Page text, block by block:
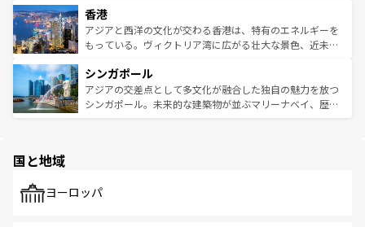
とつ。フォーやバインミー、ベトナムコーヒーなどは、ぜ
ひ現地で味わいたい。どの地域を訪れてもあたたかい人々
が旅行者を迎えてくれるので、きっと忘れられない旅にな
参照してほしい。
の活気が交差している。北部ではチェンマイなどの山岳地
帯で自然と触れ合い、南部ではプーケットやクラビの美し
いビーチでリゾート気分を楽しむことができる。タイ料理
激する。気候は一年中温暖で、どの季節にも異なる楽しみ
が待っている。親しみやすいタイの人々、仏教を中心とし
た文化、そして多様な観光資源が、訪れる旅人を魅了し続
香港
アジアと西洋の文化が交わる香港は、特有のエネルギーを
もっている。ヴィクトリア湾に広がる壮大な景色、近未来
み、どこを訪れても感動するはず。観光スポットが密集し
ており、効率よく見どころを回れるのも魅力。息をのむよ
うな絶景から文化的な体験まで、香港を存分に楽しみ尽く
シンガポール
アジアの交差点として多文化が融合した独自の魅力を放つ
シンガポール。未来的な建築物が並ぶマリーナベイ、歴史
で、ホーカーズは地元の風情を楽しめる外せないスポット
国と地域
ヨーロッパ